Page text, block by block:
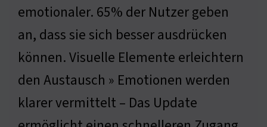
emotionaler. 65% der Nutzer geben
an, dass sie sich besser ausdrücken
können. Visuelle Elemente erleichtern
den Austausch » Emotionen werden
klarer vermittelt – Das Update